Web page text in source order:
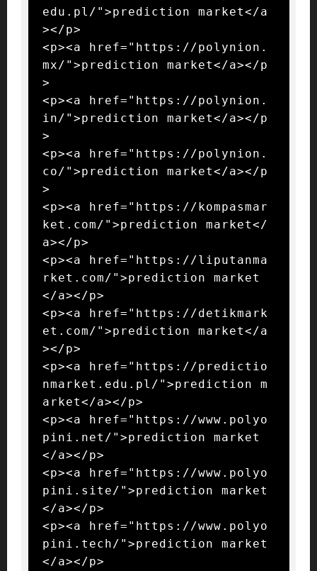
edu.pl/">prediction market</a
></p>
<p><a href="https://polynion.
mx/">prediction market</a></p
>
<p><a href="https://polynion.
in/">prediction market</a></p
>
<p><a href="https://polynion.
co/">prediction market</a></p
>
<p><a href="https://kompasmar
ket.com/">prediction market</
a></p>
<p><a href="https://liputanma
rket.com/">prediction market
</a></p>
<p><a href="https://detikmark
et.com/">prediction market</a
></p>
<p><a href="https://predictio
nmarket.edu.pl/">prediction m
arket</a></p>
<p><a href="https://www.polyo
pini.net/">prediction market
</a></p>
<p><a href="https://www.polyo
pini.site/">prediction market
</a></p>
<p><a href="https://www.polyo
pini.tech/">prediction market
</a></p>